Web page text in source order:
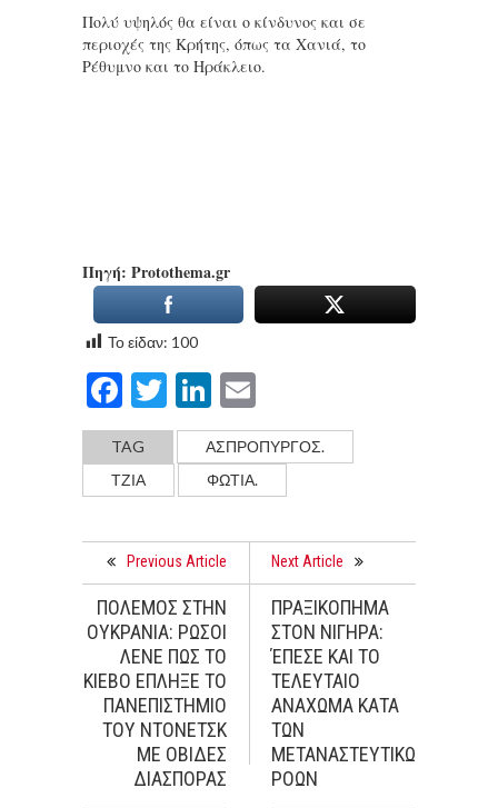
Πολύ υψηλός θα είναι ο κίνδυνος και σε
περιοχές της Κρήτης, όπως τα Χανιά, το
Ρέθυμνο και το Ηράκλειο.
Πηγή: Protothema.gr
Το είδαν: 100
Facebook
TwitterLinkedIn
TAG
ΑΣΠΡΟΠΥΡΓΟΣ.
ΤΖΙΑ
ΦΩΤΙΆ.
Previous Article
ΠΟΛΕΜΟΣ ΣΤΗΝ
ΟΥΚΡΑΝΙΑ: ΡΩΣΟΙ
ΛΕΝΕ ΠΩΣ ΤΟ
ΚΙΕΒΟ ΕΠΛΗΞΕ ΤΟ
ΠΑΝΕΠΙΣΤΗΜΙΟ
ΤΟΥ ΝΤΟΝΕΤΣΚ
ΜΕ ΟΒΙΔΕΣ
ΔΙΑΣΠΟΡΑΣ
Next Article
ΠΡΑΞΙΚΟΠΗΜΑ
ΣΤΟΝ ΝΙΓΗΡΑ:
ΈΠΕΣΕ ΚΑΙ ΤΟ
ΤΕΛΕΥΤΑΙΟ
ΑΝΑΧΩΜΑ ΚΑΤΑ
ΤΩΝ
ΜΕΤΑΝΑΣΤΕΥΤΙΚΩΝ
ΡΟΩΝ